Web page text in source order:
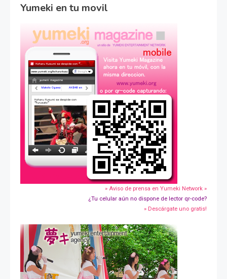
Yumeki en tu movil
» Aviso de prensa en Yumeki Network »
¿Tu celular aún no dispone de lector qr-code?
» Descárgate uno gratis!